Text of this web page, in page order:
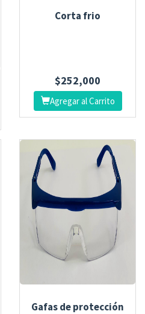
Corta frio
$252,000
Agregar al Carrito
Gafas de protección